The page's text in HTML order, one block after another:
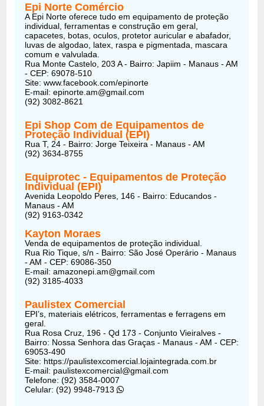
Epi Norte Comércio
A Epi Norte oferece tudo em equipamento de proteção
individual, ferramentas e construção em geral,
capacetes, botas, oculos, protetor auricular e abafador,
luvas de algodao, latex, raspa e pigmentada, mascara
comum e valvulada.
Rua Monte Castelo, 203 A - Bairro: Japiim - Manaus - AM
- CEP: 69078-510
Site: www.facebook.com/epinorte
E-mail: epinorte.am@gmail.com
(92) 3082-8621
Epi Shop Com de Equipamentos de
Proteção Individual (EPI)
Rua T, 24 - Bairro: Jorge Teixeira - Manaus - AM
(92) 3634-8755
Equiprotec - Equipamentos de Proteção
Individual (EPI)
Avenida Leopoldo Peres, 146 - Bairro: Educandos -
Manaus - AM
(92) 9163-0342
Kayton Moraes
Venda de equipamentos de proteção individual.
Rua Rio Tique, s/n - Bairro: São José Operário - Manaus
- AM - CEP: 69086-350
E-mail: amazonepi.am@gmail.com
(92) 3185-4033
Paulistex Comercial
EPI’s, materiais elétricos, ferramentas e ferragens em
geral.
Rua Rosa Cruz, 196 - Qd 173 - Conjunto Vieiralves -
Bairro: Nossa Senhora das Graças - Manaus - AM - CEP:
69053-490
Site: https://paulistexcomercial.lojaintegrada.com.br
E-mail: paulistexcomercial@gmail.com
Telefone: (92) 3584-0007
Celular: (92) 9948-7913